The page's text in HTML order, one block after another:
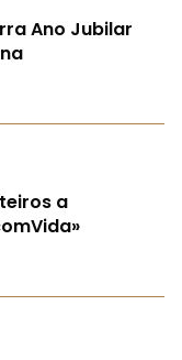
Ano Jubilar
a